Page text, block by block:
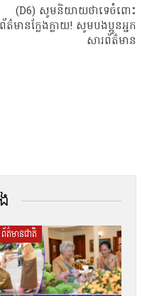
(D6) សូមនិយាយថាទេចំពោះ
ព័ត៌មានក្លែងក្លាយ! សូមបងប្អូនអ្នក
សារព័ត៌មាន
ព័ត៌មានជាតិ